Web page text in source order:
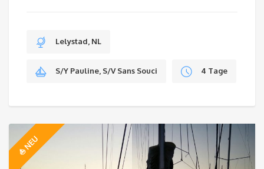
Lelystad, NL
S/Y Pauline, S/V Sans Souci 4 Tage
⛵️ NEU